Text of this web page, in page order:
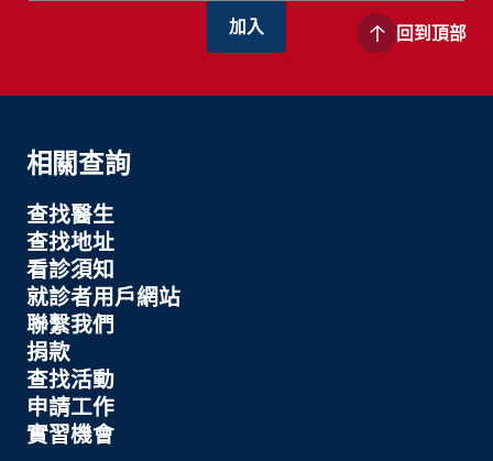
回到頂部
相關查詢
查找醫生
查找地址
看診須知
就診者用戶網站
聯繫我們
捐款
查找活動
申請工作
實習機會